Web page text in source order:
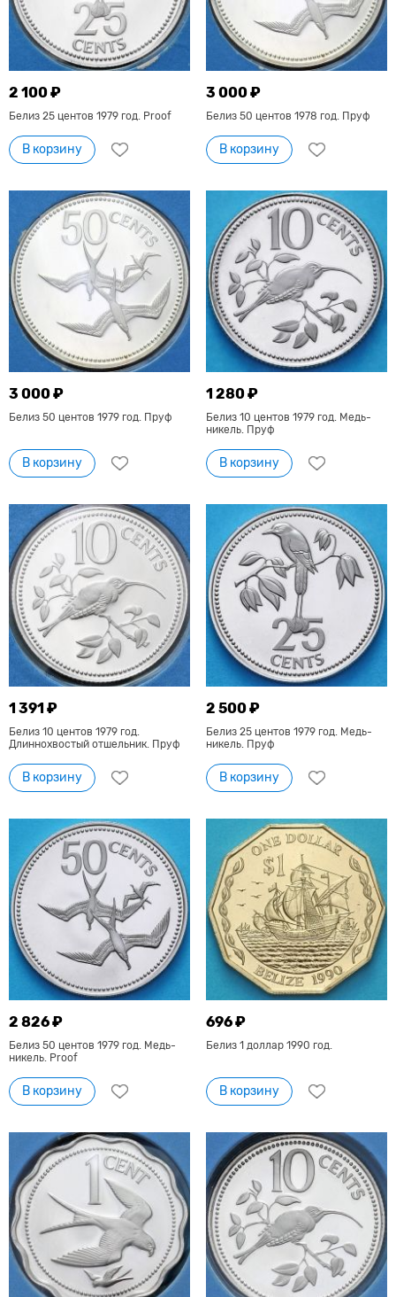
2 100 ₽
Белиз 25 центов 1979 год. Proof
В корзину
3 000 ₽
Белиз 50 центов 1978 год. Пруф
В корзину
3 000 ₽
Белиз 50 центов 1979 год. Пруф
В корзину
1 280 ₽
Белиз 10 центов 1979 год. Медь-
никель. Пруф
В корзину
1 391 ₽
Белиз 10 центов 1979 год.
Длиннохвостый отшельник. Пруф
В корзину
2 500 ₽
Белиз 25 центов 1979 год. Медь-
никель. Пруф
В корзину
2 826 ₽
Белиз 50 центов 1979 год. Медь-
никель. Proof
В корзину
696 ₽
Белиз 1 доллар 1990 год.
В корзину